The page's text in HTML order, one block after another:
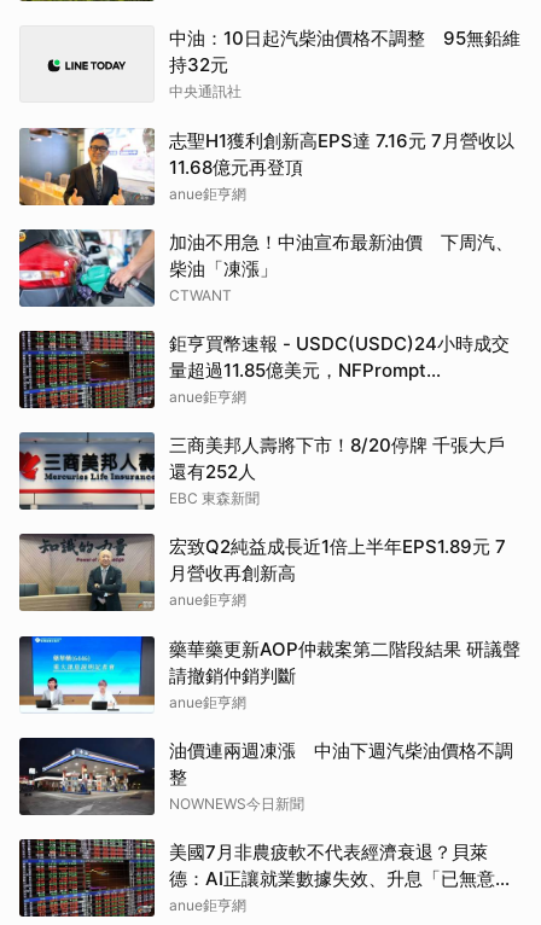
中油：10日起汽柴油價格不調整 95無鉛維
持32元
中央通訊社
志聖H1獲利創新高EPS達 7.16元 7月營收以
11.68億元再登頂
anue鉅亨網
加油不用急！中油宣布最新油價 下周汽、
柴油「凍漲」
CTWANT
鉅亨買幣速報 - USDC(USDC)24小時成交
量超過11.85億美元，NFPrompt
Token(NFP)24小時漲幅達66.2%
anue鉅亨網
三商美邦人壽將下市！8/20停牌 千張大戶
還有252人
EBC 東森新聞
宏致Q2純益成長近1倍上半年EPS1.89元 7
月營收再創新高
anue鉅亨網
藥華藥更新AOP仲裁案第二階段結果 研議聲
請撤銷仲銷判斷
anue鉅亨網
油價連兩週凍漲 中油下週汽柴油價格不調
整
NOWNEWS今日新聞
美國7月非農疲軟不代表經濟衰退？貝萊
德：AI正讓就業數據失效、升息「已無意
義」
anue鉅亨網